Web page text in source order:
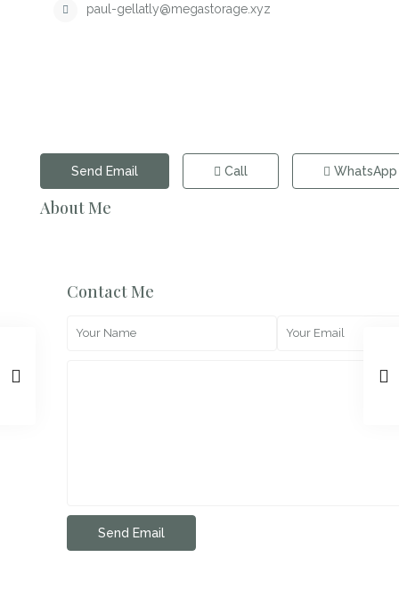
paul-gellatly@megastorage.xyz
Send Email Call WhatsApp
About Me
Contact Me